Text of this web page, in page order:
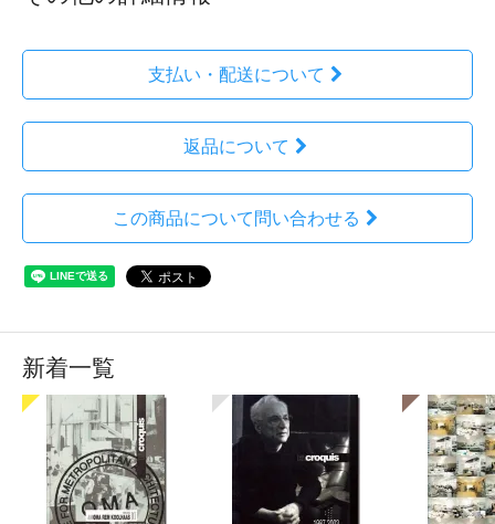
支払い・配送について
返品について
この商品について問い合わせる
新着一覧